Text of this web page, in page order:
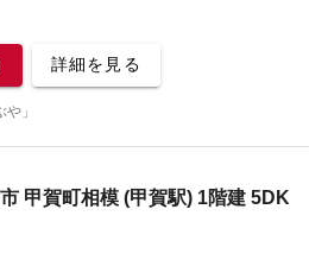
詳細を見る
」
甲賀町相模 (甲賀駅) 1階建 5DK